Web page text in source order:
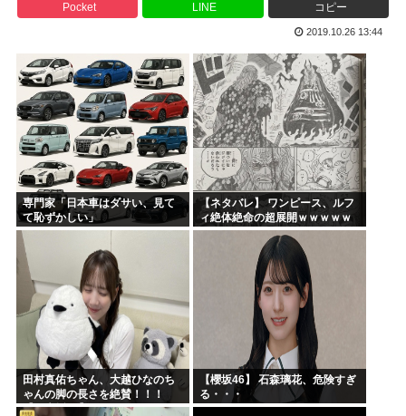
【2019年】 重機の作業員が「なんだこれ」と通報した密...
アメリカ「ヤニねこは黒人をネコ娘にして黒人差別を描いた社...
維新県議、無許可で選挙カーレンタル事業 複数の維新候補が...
韓国人「現在、日本が密かに韓国からパクっているものがこち...
Pocket LINE コピー
2019.10.26 13:44
専門家「日本車はダサい、見て
て恥ずかしい」
【ネタバレ】 ワンピース、ルフ
ィ絶体絶命の超展開ｗｗｗｗｗ
ｗｗｗｗｗｗｗｗｗｗｗｗｗｗ
ｗｗｗｗｗｗｗｗｗｗｗｗｗｗ
ｗｗｗｗｗｗｗｗｗｗｗｗ...
田村真佑ちゃん、大越ひなのち
ゃんの脚の長さを絶賛！！！
【乃木坂46】
【櫻坂46】 石森璃花、危険すぎ
る・・・